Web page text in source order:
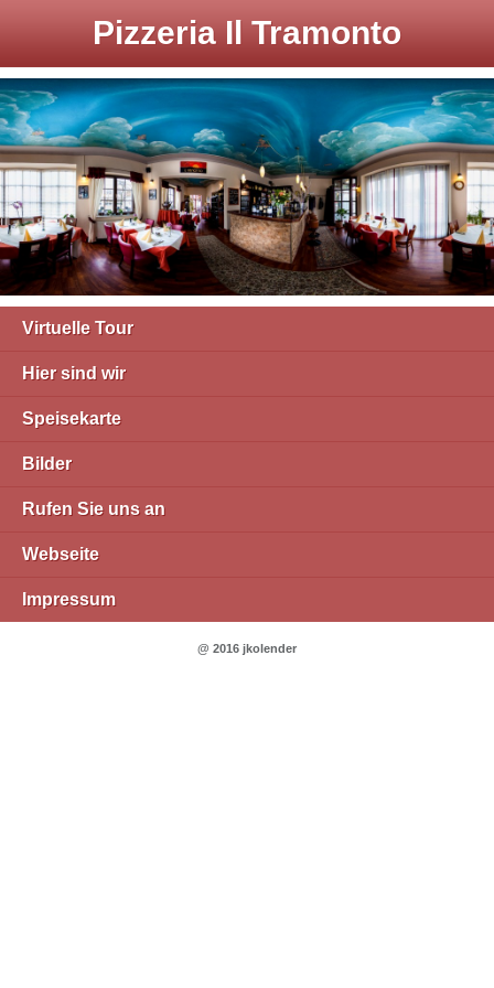
Pizzeria Il Tramonto
Virtuelle Tour
Hier sind wir
Speisekarte
Bilder
Rufen Sie uns an
Webseite
Impressum
@ 2016 jkolender